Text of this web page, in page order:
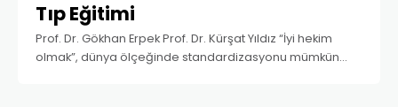
Tıp Eğitimi
Prof. Dr. Gökhan Erpek Prof. Dr. Kürşat Yıldız “İyi hekim
olmak”, dünya ölçeğinde standardizasyonu mümkün